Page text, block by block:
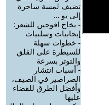
تضيف لمسة ساحرة
إلى يو ...
- بخاخ افوجين للشعر:
إيجابيات وسلبيات
- خطوات سهلة
للسيطرة على القلق
والتوتر بسرعة
- أسباب انتشار
الصراصير في الصيف،
وأفضل الطرق للقضاء
عليها